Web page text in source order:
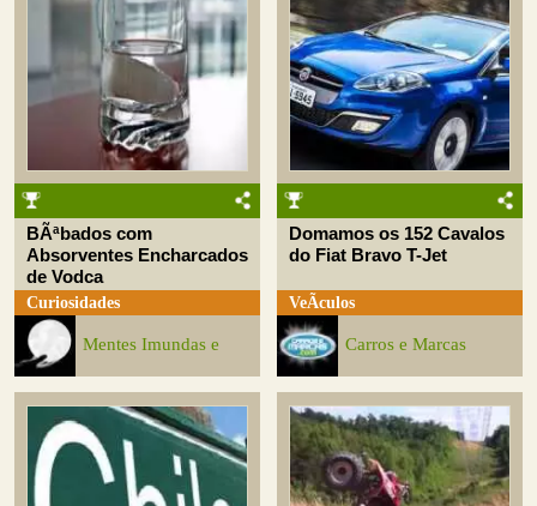
BÃªbados com
Absorventes Encharcados
de Vodca
Curiosidades
Mentes Imundas e
Domamos os 152 Cavalos
do Fiat Bravo T-Jet
VeÃ­culos
Carros e Marcas